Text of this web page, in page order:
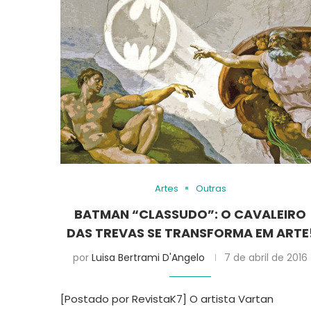
Artes Outras
BATMAN “CLASSUDO”: O CAVALEIRO
DAS TREVAS SE TRANSFORMA EM
porLuisa Bertrami D'Angelo 7 de abril de 2016
[Postado por RevistaK7] O artista Vartan